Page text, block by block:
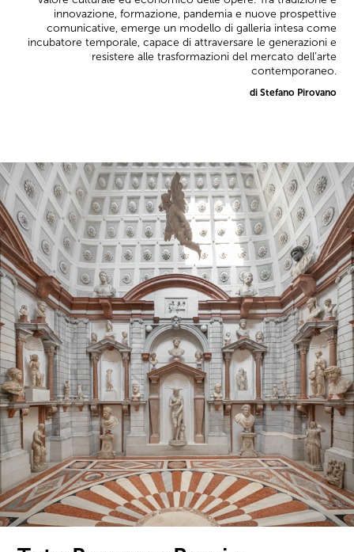
innovazione, formazione, pandemia e nuove prospettive
comunicative, emerge un modello di galleria intesa come
incubatore temporale, capace di attraversare le generazioni e
resistere alle trasformazioni del mercato dell’arte
contemporaneo.
di Stefano Pirovano